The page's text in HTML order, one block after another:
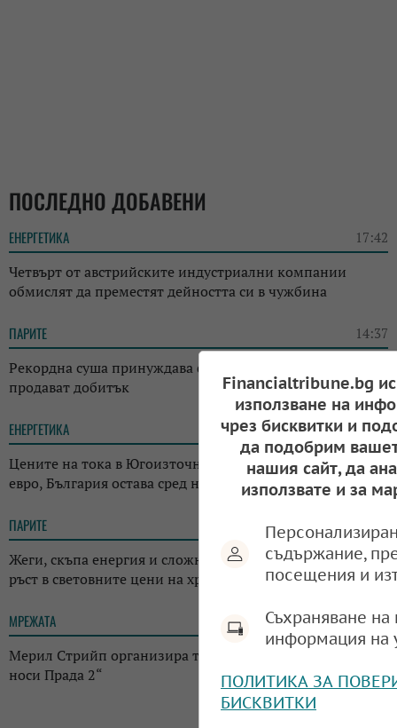
ПОСЛЕДНО ДОБАВЕНИ
ЕНЕРГЕТИКА 17:42
Четвърт от австрийските индустриални компании
обмислят да преместят дейността си в чужбина
ПАРИТЕ 14:37
Рекордна суша принуждава фермерите в Австрия да
продават добитък
ЕНЕРГЕТИКА 12:29
Цените на тока в Югоизточна Европа скочиха над 700
евро, България остава сред най-евтините пазари
ПАРИТЕ 18:05
Жеги, скъпа енергия и сложна геополитика: ФАО отчете
ръст в световните цени на храните
МРЕЖАТА 17:38
Мерил Стрийп организира търг с костюми от „Дяволът
носи Прада 2“
Financialtribune.bg
използване на
чрез бисквитки и
да подобрим
нашия сайт, да
използвате и за
съдържание,
посещения и
Съхраняване
информация на
ПОЛИТИКА ЗА
БИСКВИТКИ